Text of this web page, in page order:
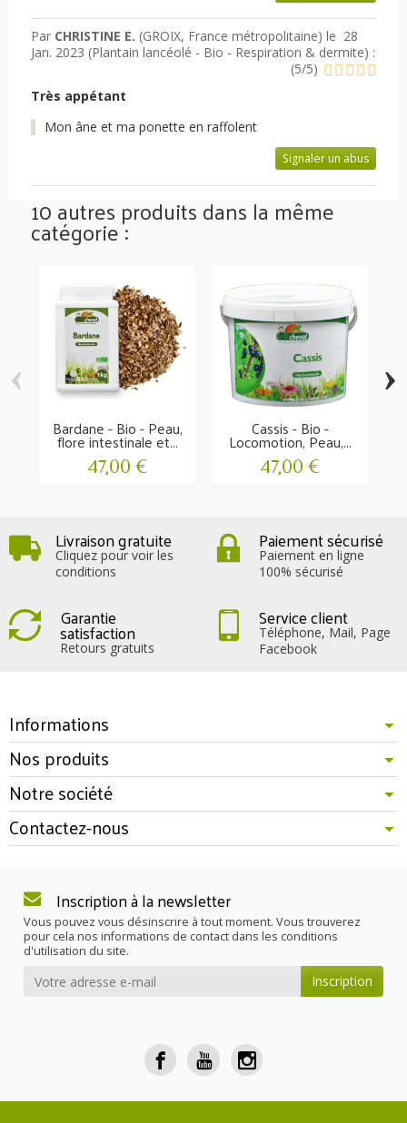
Par CHRISTINE E. (GROIX, France métropolitaine) le 28
Jan. 2023 (Plantain lancéolé - Bio - Respiration & dermite) :
(5/5)
Très appétant
Mon âne et ma ponette en raffolent
Signaler un abus
10 autres produits dans la même
catégorie :
Bardane - Bio - Peau,
flore intestinale et...
47,00 €
Cassis - Bio -
Locomotion, Peau,...
47,00 €
‹ ›
Livraison gratuite
Cliquez pour voir les
conditions
Paiement sécurisé
Paiement en ligne
100% sécurisé
Garantie
satisfaction
Retours gratuits
Service client
Téléphone, Mail, Page
Facebook
Informations
Nos produits
Notre société
Contactez-nous
Inscription à la newsletter
Vous pouvez vous désinscrire à tout moment. Vous trouverez
pour cela nos informations de contact dans les conditions
d'utilisation du site.